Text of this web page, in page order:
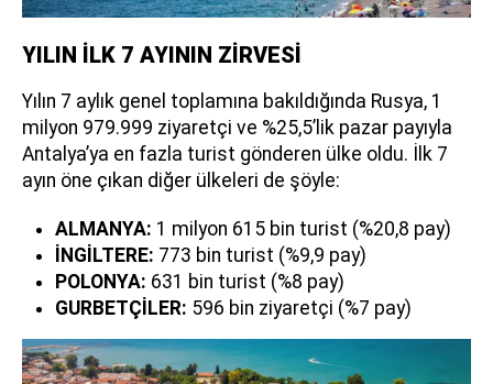
YILIN İLK 7 AYININ ZİRVESİ
Yılın 7 aylık genel toplamına bakıldığında Rusya, 1
milyon 979.999 ziyaretçi ve %25,5’lik pazar payıyla
Antalya’ya en fazla turist gönderen ülke oldu. İlk 7
ayın öne çıkan diğer ülkeleri de şöyle:
ALMANYA: 1 milyon 615 bin turist (%20,8 pay)
İNGİLTERE: 773 bin turist (%9,9 pay)
POLONYA: 631 bin turist (%8 pay)
GURBETÇİLER: 596 bin ziyaretçi (%7 pay)